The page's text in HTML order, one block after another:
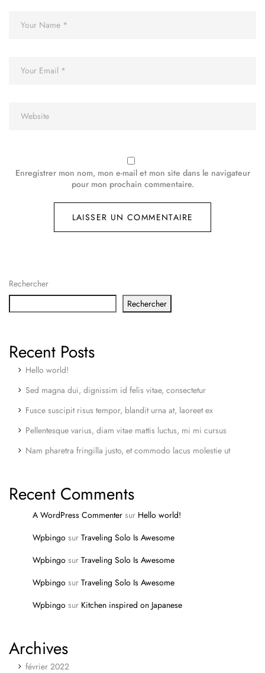
Rechercher
Rechercher
Recent Posts
Hello world!
Sed magna dui, dignissim id felis vitae, consectetur
Fusce suscipit risus tempor, blandit urna at, laoreet ex
Pellentesque varius, diam vitae mattis luctus, mi mi cursus
Nam pharetra fringilla justo, et commodo lacus molestie ut
Recent Comments
A WordPress Commenter sur Hello world!
Wpbingo sur Traveling Solo Is Awesome
Wpbingo sur Traveling Solo Is Awesome
Wpbingo sur Traveling Solo Is Awesome
Wpbingo sur Kitchen inspired on Japanese
Archives
février 2022
Enregistrer mon nom, mon e-mail et mon site dans le navigateur
pour mon prochain commentaire.